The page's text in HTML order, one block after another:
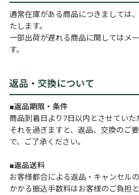
通常在庫がある商品につきましては
たします。
一部出荷が遅れる商品に関してはメ
す。
返品・交換について
■返品期限・条件
商品到着日より7日以内とさせていた
それを過ぎますと、返品、交換のご
で、ご了承ください。
■返品送料
お客様都合による返品・キャンセル
かかる振込手数料はお客様のご負担